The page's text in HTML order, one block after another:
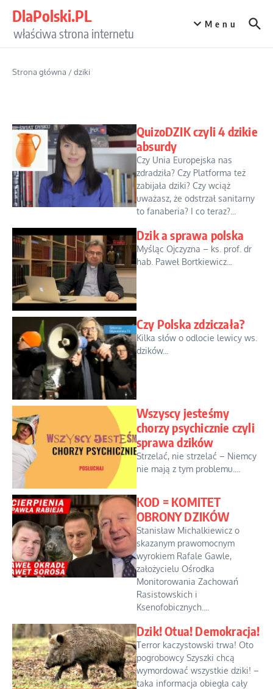
DlaPolski.PL
właściwa strona internetu
Menu
Strona główna /dziki
QuizoDZIK czyli 4 dzikie
absurdy
Czy Unia Europejska nas
zdradziła? Czy Platforma też
zabijała dziki? Czy wciąż
uważasz, że odstrzał sanitarny
to fanaberia? I co teraz?...
Dzik a sprawa polska
Myśląc Ojczyzna – ks. prof. dr
hab. Paweł Bortkiewicz...
Czy Polska zdziczała?
Kilka słów o odlocie lewicy ws.
dzików...
Wszyscy jesteśmy
chorzy psychicznie czyli
sprawa dzików
Strzelać, nie strzelać – Niemcy
nie mają z tym problemu....
KOD = KOMITET
OBRONY DZIKÓW
Stanisław Michalkiewicz o
skazanym prawomocnym
wyrokiem Rafale Gawle,
założycielu Ośrodka
Monitorowania Zachowań
Rasistowskich i
Ksenofobicznych....
Dzik! Otua! Demokracja!
Terror kaczystowski trwa! Oto
pogrobowcy Szyszki chcą
wymordować wszystkie dziki! –
taka informacja obiegła cały